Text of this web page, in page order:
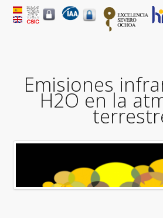
Emisiones
H2O en la